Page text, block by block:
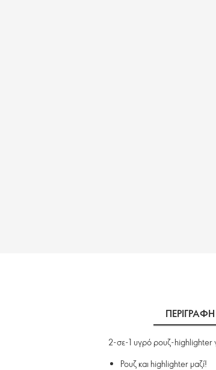
ΠΕΡΙΓΡΑΦΗ
2-σε-1 υγρό ρουζ-highlighter
Ρουζ και highlighter μαζί!